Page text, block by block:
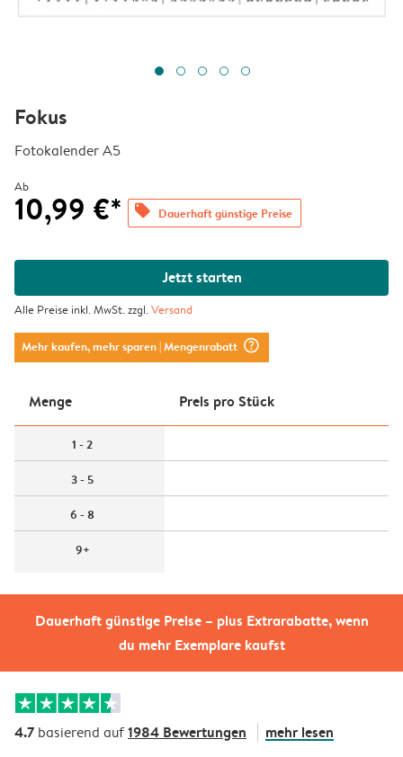
Dauerhaft günstige Preise – plus Extrarabatte, wenn
du mehr Exemplare kaufst
Fokus
Fotokalender A5
Ab
10,99 €* offers Dauerhaft günstige Preise
Jetzt starten
Alle Preise inkl. MwSt. zzgl.Versand
Mehr kaufen, mehr sparen| Mengenrabatt question_mark_circle
Menge Preis pro Stück
1 - 2
3 - 5
6 - 8
9+
4.7 basierend auf1984 Bewertungen mehr lesen